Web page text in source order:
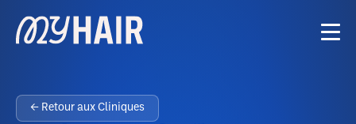
← Retour aux Cliniques